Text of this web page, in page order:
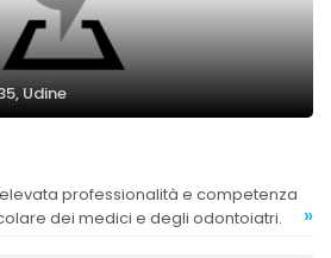
Udine
dei medici e degli odontoiatri.
»